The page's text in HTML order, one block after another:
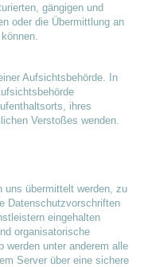
gängigen und
oder die Übermittlung an
Aufsichtsbehörde. In
ihres
Verstoßes wenden.
uns übermittelt werden, zu
Datenschutzvorschriften
eingehalten
organisatorische
werden unter anderem alle
Server über eine sichere